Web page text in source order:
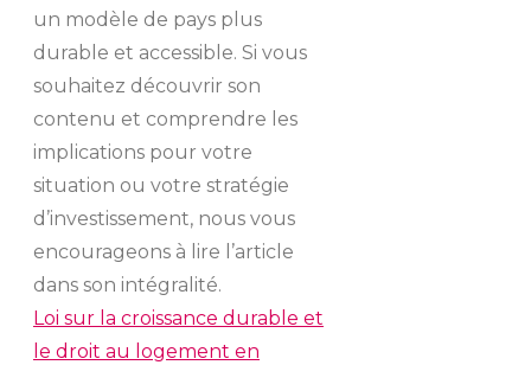
un modèle de pays plus
durable et accessible. Si vous
souhaitez découvrir son
contenu et comprendre les
implications pour votre
situation ou votre stratégie
d’investissement, nous vous
encourageons à lire l’article
dans son intégralité.
Loi sur la croissance durable et
le droit au logement en